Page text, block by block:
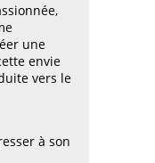
une
envie
vers le
à son